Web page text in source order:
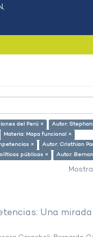
del Perú ×
Autor:
Materia: Mapa funcional ×
×
Autor: Cristhian
públicas × Autor:
Una